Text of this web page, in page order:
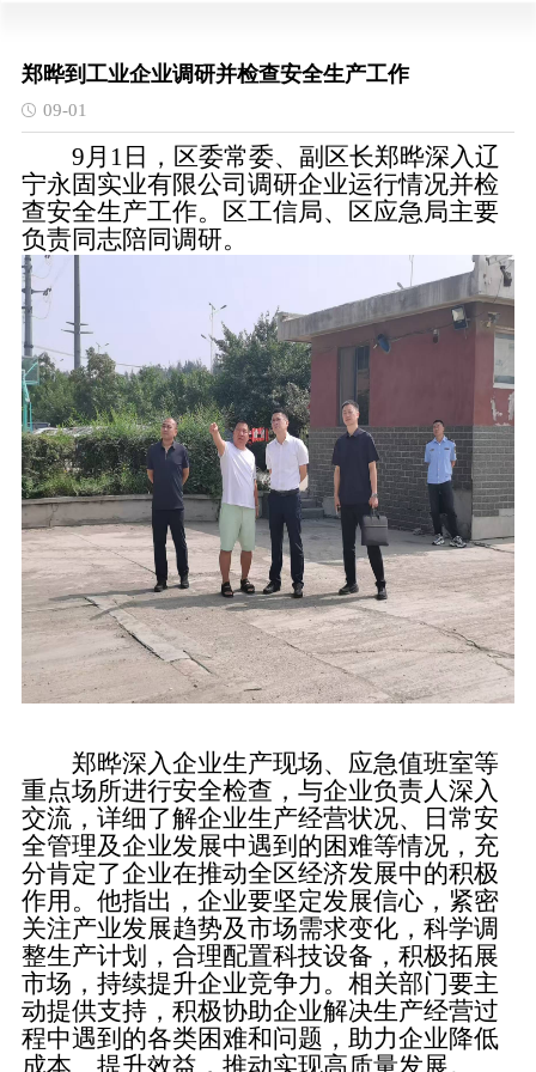
郑晔到工业企业调研并检查安全生产工作
09-01
9月1日，区委常委、副区长郑晔深入辽
宁永固实业有限公司调研企业运行情况并检
查安全生产工作。区工信局、区应急局主要
负责同志陪同调研。
郑晔深入企业生产现场、应急值班室等
重点场所进行安全检查，与企业负责人深入
交流，详细了解企业生产经营状况、日常安
全管理及企业发展中遇到的困难等情况，充
分肯定了企业在推动全区经济发展中的积极
作用。他指出，企业要坚定发展信心，紧密
关注产业发展趋势及市场需求变化，科学调
整生产计划，合理配置科技设备，积极拓展
市场，持续提升企业竞争力。相关部门要主
动提供支持，积极协助企业解决生产经营过
程中遇到的各类困难和问题，助力企业降低
成本、提升效益，推动实现高质量发展。